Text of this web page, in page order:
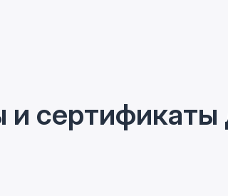
сертификаты